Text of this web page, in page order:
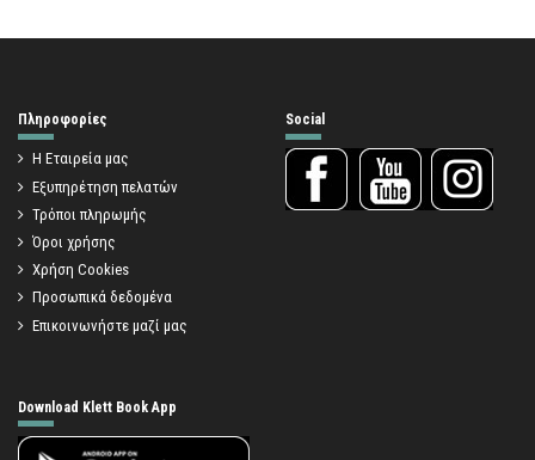
Πληροφορίες
Η Εταιρεία μας
Εξυπηρέτηση πελατών
Τρόποι πληρωμής
Όροι χρήσης
Χρήση Cookies
Προσωπικά δεδομένα
Επικοινωνήστε μαζί μας
Social
Download Klett Book App